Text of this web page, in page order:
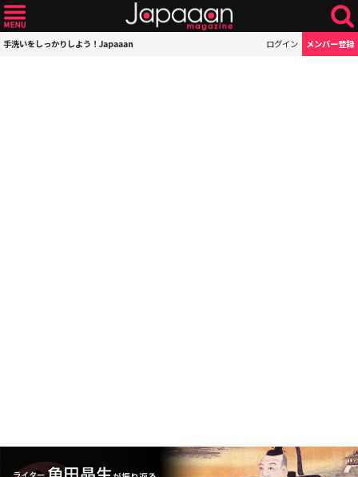
手洗いをしっかりしよう！Japaaan ログイン メンバー登録